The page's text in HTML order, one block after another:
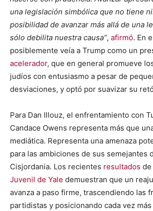
una legislación simbólica que no tiene
posibilidad de avanzar más allá de una
sólo debilita nuestra causa”, afirmó. En
posiblemente veía a Trump como un
acelerador, que en general promueve
judíos con entusiasmo a pesar de
desviaciones, y optó por suavizar su
Para Dan Illouz, el enfrentamiento con
Candace Owens representa más que
mediática. Representa una amenaza
para las ambiciones de sus semejantes
Cisjordania. Los recientes resultados de
Juvenil de Yale demuestran que un
avanza a paso firme, trascendiendo las
partidistas y posicionando cada vez más